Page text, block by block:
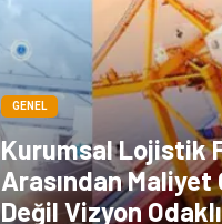
GENEL
Kurumsal Lojistik
Arasından Maliyet
Değil Vizyon